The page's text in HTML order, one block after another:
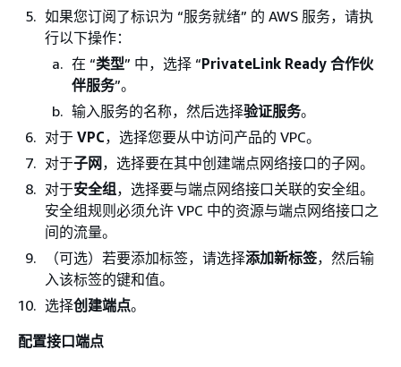
如果您订阅了标识为 “服务就绪” 的 AWS 服务，请执
行以下操作：
在 “类型” 中，选择 “PrivateLink Ready 合作伙
伴服务”。
输入服务的名称，然后选择验证服务。
对于 VPC，选择您要从中访问产品的 VPC。
对于子网 ，选择要在其中创建端点网络接口的子网。
对于安全组，选择要与端点网络接口关联的安全组。
安全组规则必须允许 VPC 中的资源与端点网络接口之
间的流量。
（可选）若要添加标签，请选择添加新标签，然后输
入该标签的键和值。
选择创建端点。
配置接口端点